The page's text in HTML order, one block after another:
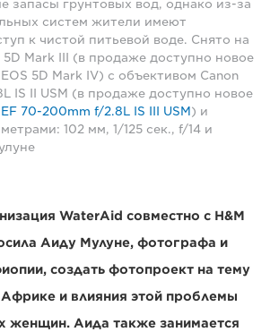
запасы грунтовых вод, однако из-за
систем жители имеют
к чистой питьевой воде. Снято на
5D Mark III (в продаже доступно новое
5D Mark IV) с объективом Canon
IS II USM (в продаже доступно новое
70-200mm f/2.8L IS III USM ) и
102 мм, 1/125 сек., f/14 и
WaterAid совместно с H&M
Аиду Мулуне, фотографа и
создать фотопроект на тему
и влияния этой проблемы
женщин. Аида также занимается